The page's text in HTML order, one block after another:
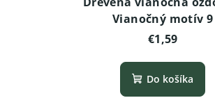
Vianočný motív 9
€1,59
Do košíka